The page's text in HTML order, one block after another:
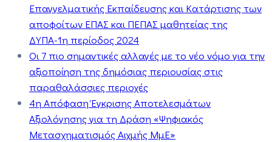
Επαγγελματικής Εκπαίδευσης και Κατάρτισης των
αποφοίτων ΕΠΑΣ και ΠΕΠΑΣ μαθητείας της
ΔΥΠΑ-1η περίοδος 2024
Οι 7 πιο σημαντικές αλλαγές με το νέο νόμο για την
αξιοποίηση της δημόσιας περιουσίας στις
παραθαλάσσιες περιοχές
4η Απόφαση Έγκρισης Αποτελεσμάτων
Αξιολόγησης για τη Δράση «Ψηφιακός
Μετασχηματισμός Αιχμής ΜμΕ»